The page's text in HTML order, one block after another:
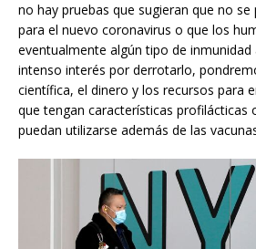
no hay pruebas que sugieran que no
para el nuevo coronavirus o que los
eventualmente algún tipo de inmunidad
intenso interés por derrotarlo,
científica, el dinero y los recursos para
que tengan características profilácticas
puedan utilizarse además de las